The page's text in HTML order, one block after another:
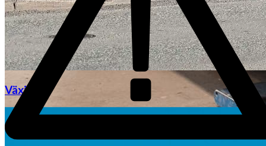
Byte av vindruta
Växjö